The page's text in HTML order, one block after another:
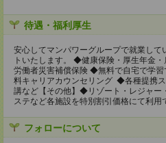
待遇・福利厚生
安心してマンパワーグループで就業し
トいたします。 ◆健康保険・厚生年金
労働者災害補償保険 ◆無料で自宅で学
料キャリアカウンセリング ◆各種提携
講など【その他】◆リゾート・レジャー
ステなど各施設を特別割引価格にて利用
フォローについて